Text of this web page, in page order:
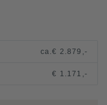
ca.€ 2.879,-
€ 1.171,-